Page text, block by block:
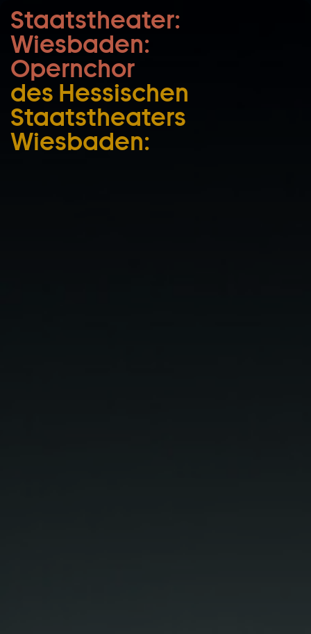
Zum Hauptinhalt springen
Zum Footer springen
Staatstheater:
Wiesbaden:
Opernchor
des Hessischen
Staatstheaters
Wiesbaden: